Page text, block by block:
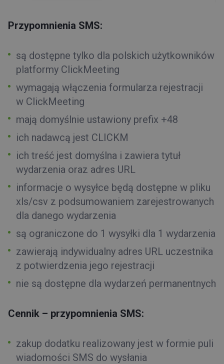
Przypomnienia SMS:
są dostępne tylko dla polskich użytkowników
platformy ClickMeeting
wymagają włączenia formularza rejestracji
w ClickMeeting
mają domyślnie ustawiony prefix +48
ich nadawcą jest CLICKM
ich treść jest domyślna i zawiera tytuł
wydarzenia oraz adres URL
informacje o wysyłce będą dostępne w pliku
xls/csv z podsumowaniem zarejestrowanych
dla danego wydarzenia
są ograniczone do 1 wysyłki dla 1 wydarzenia
zawierają indywidualny adres URL uczestnika
z potwierdzenia jego rejestracji
nie są dostępne dla wydarzeń permanentnych
Cennik – przypomnienia SMS:
zakup dodatku realizowany jest w formie puli
wiadomości SMS do wysłania